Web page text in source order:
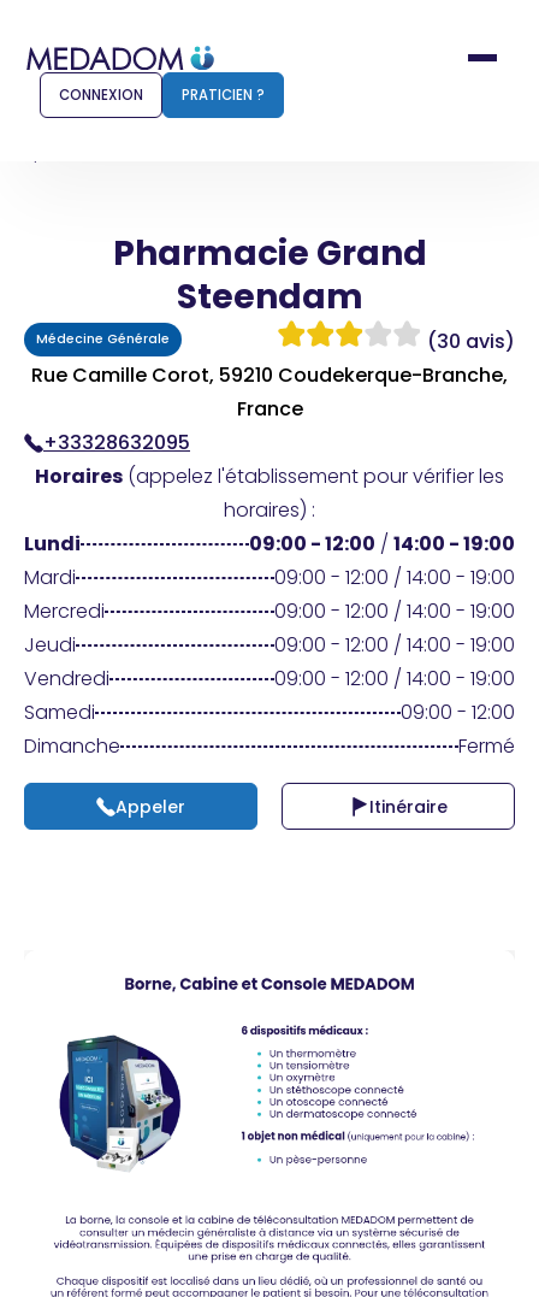
Comment ça marche ?
Pour les patients
Pharmacien
Connexion
Praticien ?
CONNEXION PRATICIEN ?
Pharmacie Grand
Steendam
Médecine Générale
(30 avis)
Rue Camille Corot, 59210 Coudekerque-Branche,
France
+33328632095
Horaires (appelez l'établissement pour vérifier les
horaires) :
Lundi
09:00 - 12:00 / 14:00 - 19:00
Mardi
09:00 - 12:00 / 14:00 - 19:00
Mercredi
09:00 - 12:00 / 14:00 - 19:00
Jeudi
09:00 - 12:00 / 14:00 - 19:00
Vendredi
09:00 - 12:00 / 14:00 - 19:00
Samedi
09:00 - 12:00
Dimanche
Fermé
Appeler Itinéraire